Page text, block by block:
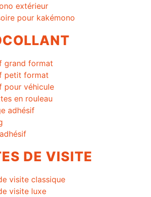
extérieur
pour kakémono
grand format
petit format
pour véhicule
en rouleau
adhésif
DE VISITE
visite classique
visite luxe